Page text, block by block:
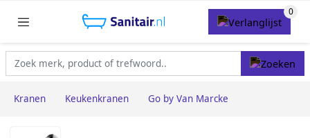
Kranen Keukenkranen Go by Van Marcke